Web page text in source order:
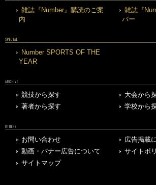
雑誌『Number』購読のご案
内
雑誌『
バー
SPECIAL
Number SPORTS OF THE
YEAR
ARCHIVE
競技から探す
大会から
著者から探す
学校から
OTHERS
お問い合わせ
広告掲載
動画・バナー広告について
サイトポ
サイトマップ